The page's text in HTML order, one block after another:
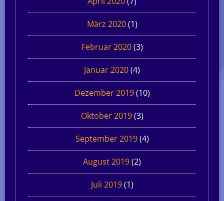
März 2020(1)
Februar 2020(3)
Januar 2020(4)
Dezember 2019(10)
Oktober 2019(3)
September 2019(4)
August 2019(2)
Juli 2019(1)